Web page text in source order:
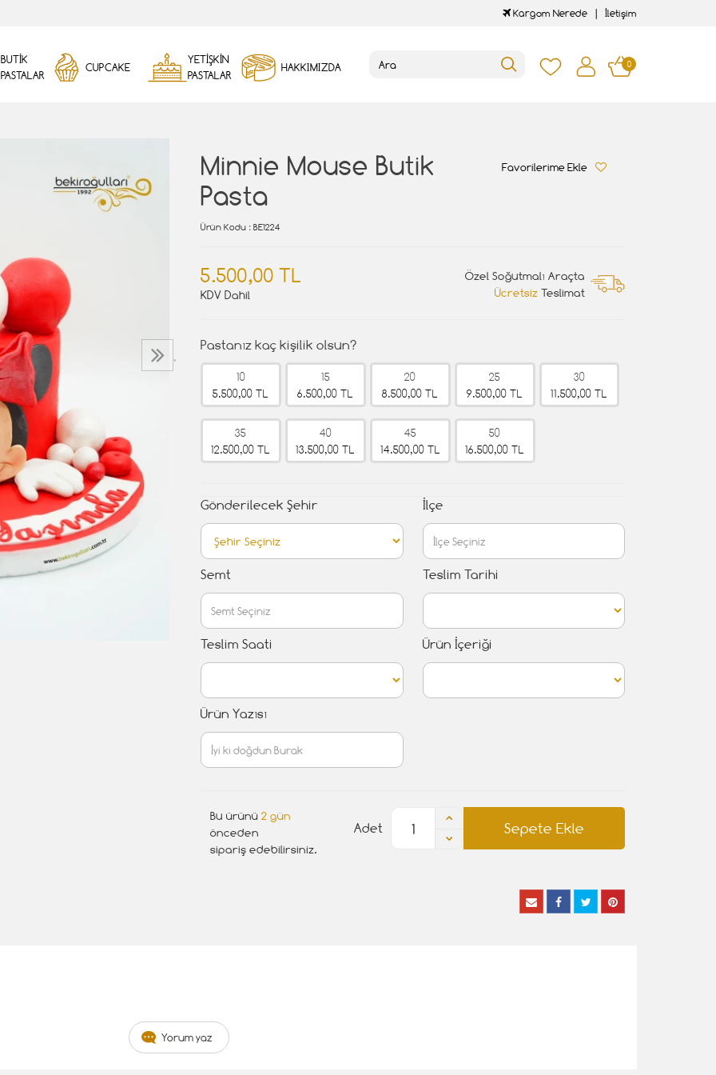
Kargom Nerede İletişim
BUTİK
PASTALAR
CUPCAKE
YETİŞKİN
PASTALAR
HAKKIMIZDA 0
›
Minnie Mouse Butik
Pasta
Favorilerime Ekle
Ürün Kodu : BE1224
5.500,00 TL
KDV Dahil
Özel Soğutmalı Araçta
Ücretsiz Teslimat
Pastanız kaç kişilik olsun?
10
5.500,00 TL
15
6.500,00 TL
20
8.500,00 TL
25
9.500,00 TL
30
11.500,00 TL
35
12.500,00 TL
40
13.500,00 TL
45
14.500,00 TL
50
16.500,00 TL
Gönderilecek Şehir İlçe
Semt Teslim Tarihi
Teslim Saati Ürün İçeriği
Ürün Yazısı
Bu ürünü 2 gün
önceden
sipariş edebilirsiniz.
Sepete Ekle
Adet
Yorum yaz